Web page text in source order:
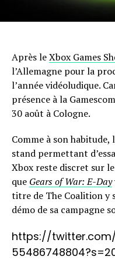
Après leXbox Games
l’Allemagne pour la
l’année vidéoludique.
présence à la
30 août à Cologne.
Comme à son habitude,
stand permettant
Xbox reste discret sur
que Gears of War: E-Day
titre de The Coalition y
démo de sa campagne
https://twitter.com/